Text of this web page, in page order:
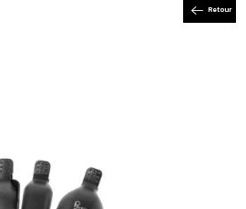
mon compte
Retour